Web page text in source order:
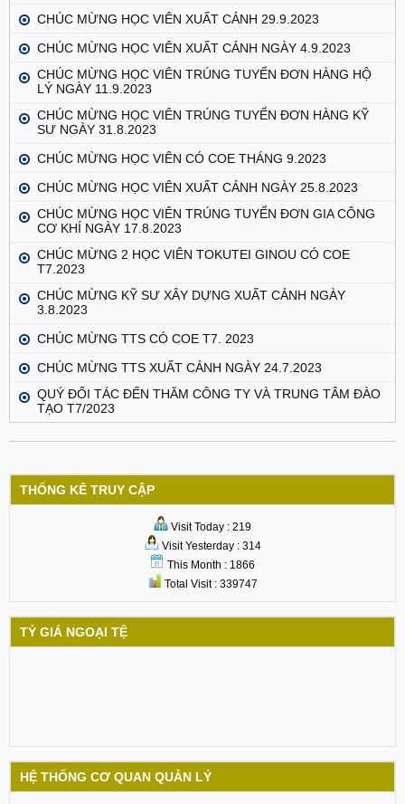
CHÚC MỪNG HỌC VIÊN XUẤT CẢNH 29.9.2023
CHÚC MỪNG HỌC VIÊN XUẤT CẢNH NGÀY 4.9.2023
CHÚC MỪNG HỌC VIÊN TRÚNG TUYỂN ĐƠN HÀNG HỘ
LÝ NGÀY 11.9.2023
CHÚC MỪNG HỌC VIÊN TRÚNG TUYỂN ĐƠN HÀNG KỸ
SƯ NGÀY 31.8.2023
CHÚC MỪNG HỌC VIÊN CÓ COE THÁNG 9.2023
CHÚC MỪNG HỌC VIÊN XUẤT CẢNH NGÀY 25.8.2023
CHÚC MỪNG HỌC VIÊN TRÚNG TUYỂN ĐƠN GIA CÔNG
CƠ KHÍ NGÀY 17.8.2023
CHÚC MỪNG 2 HỌC VIÊN TOKUTEI GINOU CÓ COE
T7.2023
CHÚC MỪNG KỸ SƯ XÂY DỰNG XUẤT CẢNH NGÀY
3.8.2023
CHÚC MỪNG TTS CÓ COE T7. 2023
CHÚC MỪNG TTS XUẤT CẢNH NGÀY 24.7.2023
QUÝ ĐỐI TÁC ĐẾN THĂM CÔNG TY VÀ TRUNG TÂM ĐÀO
TẠO T7/2023
THỐNG KÊ TRUY CẬP
Visit Today : 219
Visit Yesterday : 314
This Month : 1866
Total Visit : 339747
TỶ GIÁ NGOẠI TỆ
HỆ THỐNG CƠ QUAN QUẢN LÝ